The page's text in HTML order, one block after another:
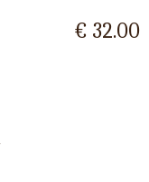
€ 32.00